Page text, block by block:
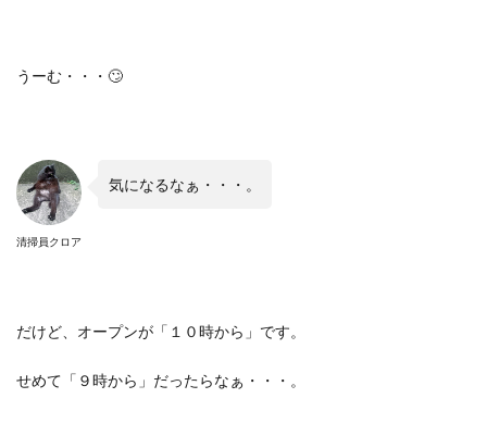
うーむ・・・ 🙄
清掃員クロア
気になるなぁ・・・。
だけど、オープンが「１０時から」です。
せめて「９時から」だったらなぁ・・・。